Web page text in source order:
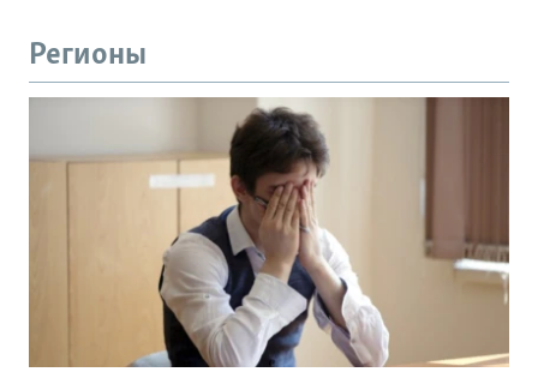
Регионы